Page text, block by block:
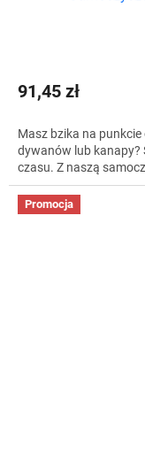
91,45 zł
Masz bzika na
dywanów lub kanapy?
czasu. Z naszą
Promocja